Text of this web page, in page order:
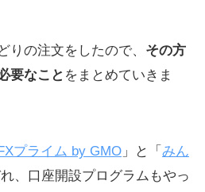
りの注文をしたので、 その方
要なこと をまとめていきま
プライム by GMO 」と「 みん
、口座開設プログラムもやっ